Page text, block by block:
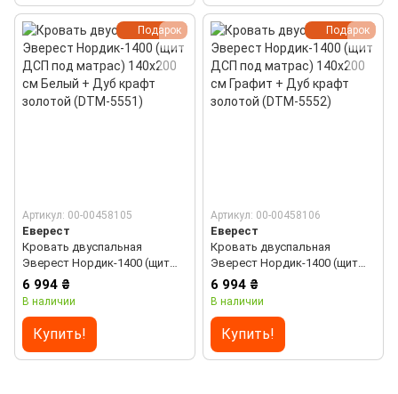
Подарок
Артикул: 00-00458105
Еверест
Кровать двуспальная
Эверест Нордик-1400 (щит
ДСП под матрас) 140х200 см
Белый + Дуб крафт золотой
6 994 ₴
В наличии
Купить!
Подарок
Артикул: 00-00458106
Еверест
Кровать двуспальная
Эверест Нордик-1400 (щит
ДСП под матрас) 140х200 см
Графит + Дуб крафт золотой
6 994 ₴
В наличии
Купить!